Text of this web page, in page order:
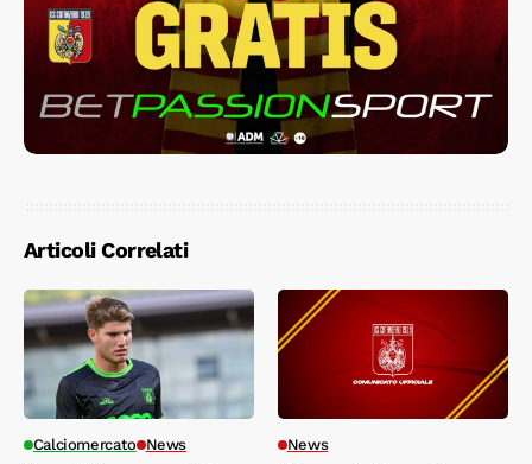
Articoli Correlati
Calciomercato News News